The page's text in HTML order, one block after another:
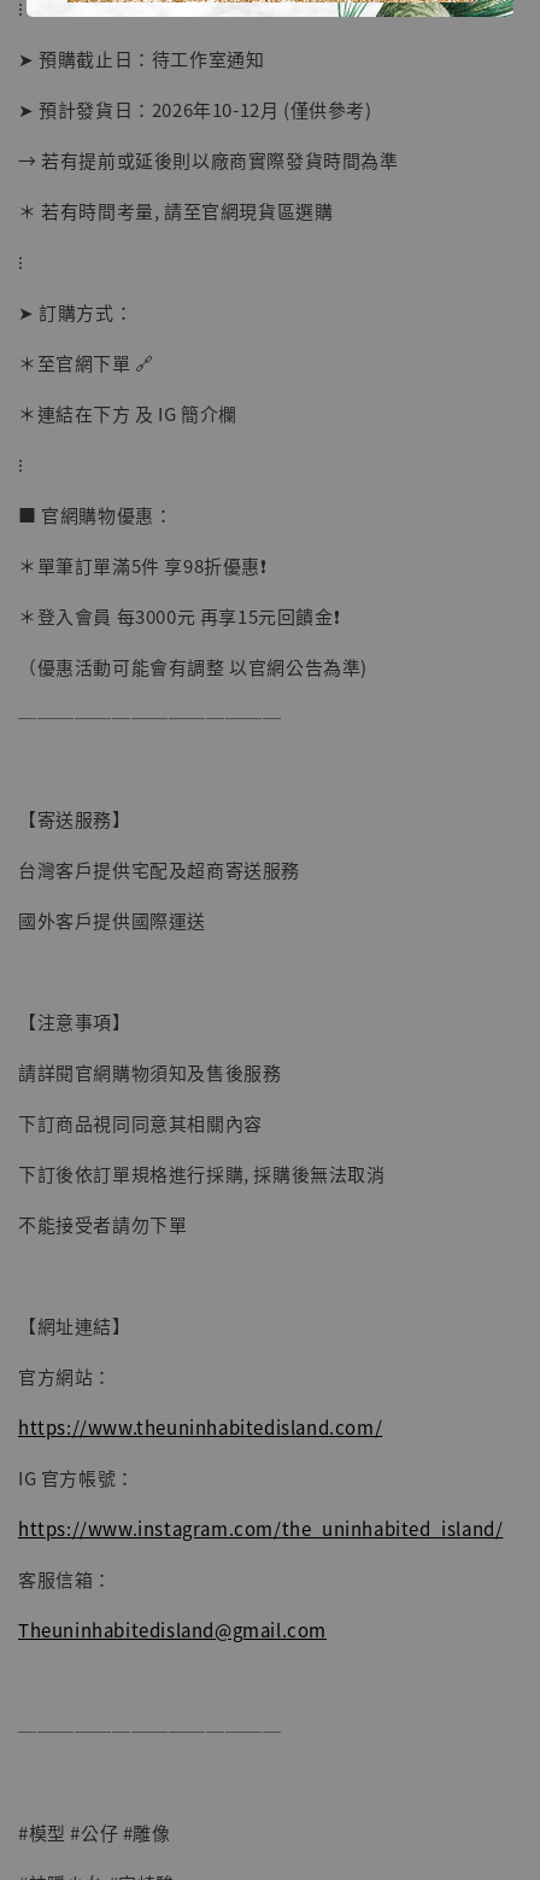
【店內現貨】海賊王 系列蒐藏雕像 布魯克達
NT$ 1,870
加購優惠【讓子彈飛 鵝城縣長 張麻子 [BK01]】
【現貨】BJSTUDIO 1/6系列可動蒐藏人偶 讓
NT$ 4,980
NT$ 5,300
⁝
➤ 預購截止日：待工作室通知
➤ 預計發貨日：2026年10-12月 (僅供參考)
→ 若有提前或延後則以廠商實際發貨時間為準
＊ 若有時間考量, 請至官網現貨區選購
⁝
➤ 訂購方式：
＊至官網下單 🔗
＊連結在下方 及 IG 簡介欄
⁝
■ 官網購物優惠：
＊單筆訂單滿5件 享98折優惠❗️
＊登入會員 每3000元 再享15元回饋金❗️
（優惠活動可能會有調整 以官網公告為準)
──────────────
【寄送服務】
台灣客戶提供宅配及超商寄送服務
國外客戶提供國際運送
【注意事項】
請詳閱官網購物須知及售後服務
下訂商品視同同意其相關內容
下訂後依訂單規格進行採購, 採購後無法取消
不能接受者請勿下單
【網址連結】
官方網站：
https://www.theuninhabitedisland.com/
IG 官方帳號：
https://www.instagram.com/the_uninhabited_island/
客服信箱：
Theuninhabitedisland@gmail.com
──────────────
#模型 #公仔 #雕像